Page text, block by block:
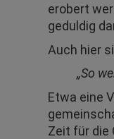
erobert
geduldig
Auch hier
„So
Etwa eine
Zeit für die